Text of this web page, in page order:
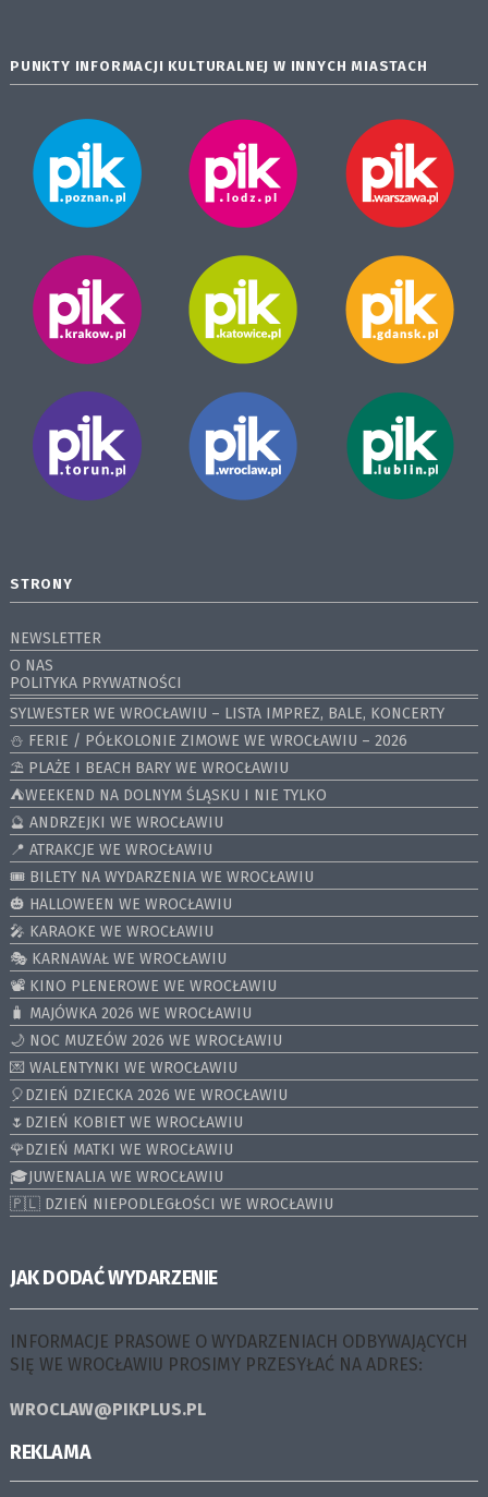
PUNKTY INFORMACJI KULTURALNEJ W INNYCH MIASTACH
STRONY
NEWSLETTER
O NAS
POLITYKA PRYWATNOŚCI
SYLWESTER WE WROCŁAWIU – LISTA IMPREZ, BALE, KONCERTY
⛄️ FERIE / PÓŁKOLONIE ZIMOWE WE WROCŁAWIU – 2026
⛱️ PLAŻE I BEACH BARY WE WROCŁAWIU
⛺️WEEKEND NA DOLNYM ŚLĄSKU I NIE TYLKO
🔮 ANDRZEJKI WE WROCŁAWIU
📍 ATRAKCJE WE WROCŁAWIU
🎟️ BILETY NA WYDARZENIA WE WROCŁAWIU
🎃 HALLOWEEN WE WROCŁAWIU
🎤 KARAOKE WE WROCŁAWIU
🎭 KARNAWAŁ WE WROCŁAWIU
📽️ KINO PLENEROWE WE WROCŁAWIU
🧳 MAJÓWKA 2026 WE WROCŁAWIU
🌙 NOC MUZEÓW 2026 WE WROCŁAWIU
💌 WALENTYNKI WE WROCŁAWIU
🎈DZIEŃ DZIECKA 2026 WE WROCŁAWIU
🌷DZIEŃ KOBIET WE WROCŁAWIU
🌹DZIEŃ MATKI WE WROCŁAWIU
🎓JUWENALIA WE WROCŁAWIU
🇵🇱 DZIEŃ NIEPODLEGŁOŚCI WE WROCŁAWIU
JAK DODAĆ WYDARZENIE
INFORMACJE PRASOWE O WYDARZENIACH ODBYWAJĄCYCH
SIĘ WE WROCŁAWIU PROSIMY PRZESYŁAĆ NA ADRES:
WROCLAW@PIKPLUS.PL
REKLAMA